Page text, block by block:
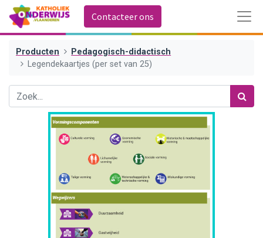
Contacteer ons
Producten
Pedagogisch-didactisch
Legendekaartjes (per set van 25)